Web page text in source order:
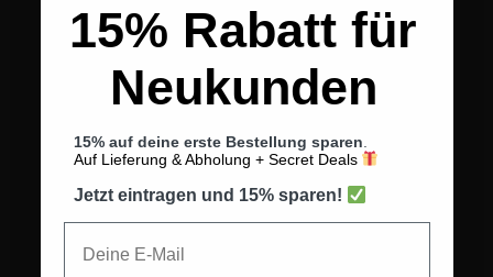
15% Rabatt für
Neukunden
15% auf deine erste Bestellung sparen
Auf Lieferung & Abholung + Secret Deals
Jetzt eintragen und 15% sparen!